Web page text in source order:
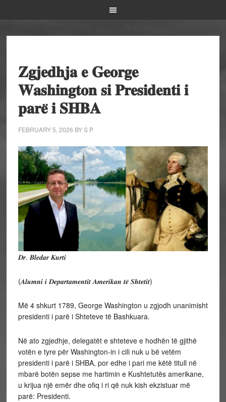
𝐙𝐠𝐣𝐞𝐝𝐡𝐣𝐚 𝐞 𝐆𝐞𝐨𝐫𝐠𝐞
𝐖𝐚𝐬𝐡𝐢𝐧𝐠𝐭𝐨𝐧 𝐬𝐢 𝐏𝐫𝐞𝐬𝐢𝐝𝐞𝐧𝐭𝐢 𝐢
𝐩𝐚𝐫𝐞̈ 𝐢 𝐒𝐇𝐁𝐀
FEBRUARY 5, 2026 BYS P
𝑫𝒓. 𝑩𝒍𝒆𝒅𝒂𝒓 𝑲𝒖𝒓𝒕𝒊
(𝑨𝒍𝒖𝒎𝒏𝒊 𝒊 𝑫𝒆𝒑𝒂𝒓𝒕𝒂𝒎𝒆𝒏𝒕𝒊𝒕 𝑨𝒎𝒆𝒓𝒊𝒌𝒂𝒏 𝒕𝒆̈ 𝑺𝒉𝒕𝒆𝒕𝒊𝒕)
Më 4 shkurt 1789, George Washington u zgjodh unanimisht
presidenti i parë i Shteteve të Bashkuara.
Në ato zgjedhje, delegatët e shteteve e hodhën të gjithë
votën e tyre për Washington-in i cili nuk u bë vetëm
presidenti i parë i SHBA, por edhe i pari me këtë titull në
mbarë botën sepse me hartimin e Kushtetutës amerikane,
u krijua një emër dhe ofiq i ri që nuk kish ekzistuar më
parë: Presidenti.